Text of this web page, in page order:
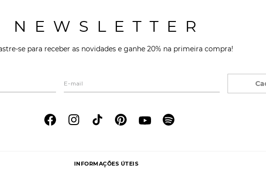
NEWSLETTER
se para receber as novidades e ganhe 20% na primeira compra!
INFORMAÇÕES ÚTEIS